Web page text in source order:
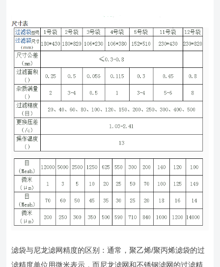
滤袋与尼龙滤网精度的区别：通常，聚乙烯/聚丙烯滤袋的过
滤精度单位用微米表示，而尼龙滤网和不锈钢滤网的过滤精